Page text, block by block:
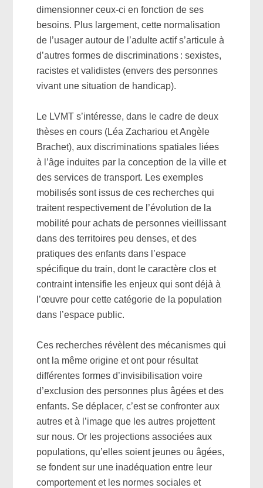
dimensionner ceux-ci en fonction de ses
besoins. Plus largement, cette normalisation
de l’usager autour de l’adulte actif s’articule à
d’autres formes de discriminations : sexistes,
racistes et validistes (envers des personnes
vivant une situation de handicap).
Le LVMT s’intéresse, dans le cadre de deux
thèses en cours (Léa Zachariou et Angèle
Brachet), aux discriminations spatiales liées
à l’âge induites par la conception de la ville et
des services de transport. Les exemples
mobilisés sont issus de ces recherches qui
traitent respectivement de l’évolution de la
mobilité pour achats de personnes vieillissant
dans des territoires peu denses, et des
pratiques des enfants dans l’espace
spécifique du train, dont le caractère clos et
contraint intensifie les enjeux qui sont déjà à
l’œuvre pour cette catégorie de la population
dans l’espace public.
Ces recherches révèlent des mécanismes qui
ont la même origine et ont pour résultat
différentes formes d’invisibilisation voire
d’exclusion des personnes plus âgées et des
enfants. Se déplacer, c’est se confronter aux
autres et à l’image que les autres projettent
sur nous. Or les projections associées aux
populations, qu’elles soient jeunes ou âgées,
se fondent sur une inadéquation entre leur
comportement et les normes sociales et